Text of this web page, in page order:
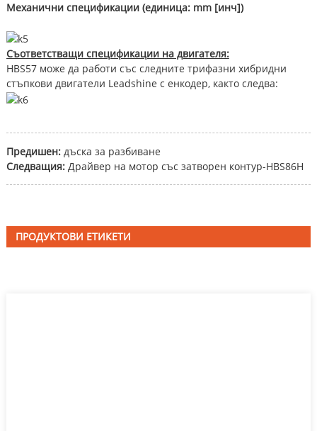
Механични спецификации (единица: mm [инч])
Съответстващи спецификации на двигателя:
HBS57 може да работи със следните трифазни хибридни
стъпкови двигатели Leadshine с енкодер, както следва:
Предишен: дъска за разбиване
Следващия: Драйвер на мотор със затворен контур-HBS86H
ПРОДУКТОВИ ЕТИКЕТИ